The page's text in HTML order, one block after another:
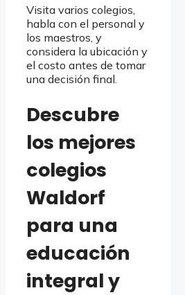
Visita varios colegios,
habla con el personal y
los maestros, y
considera la ubicación y
el costo antes de tomar
una decisión final.
Descubre
los mejores
colegios
Waldorf
para una
educación
integral y